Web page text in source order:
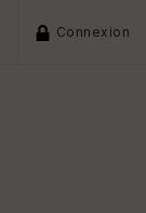
Connexion